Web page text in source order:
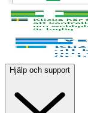
Hjälp och support